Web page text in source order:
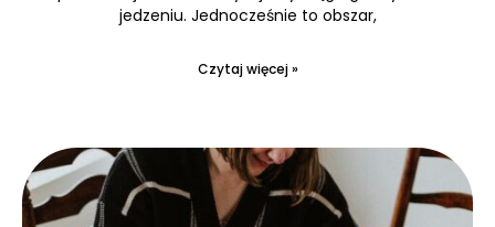
jedzeniu. Jednocześnie to obszar,
Czytaj więcej »